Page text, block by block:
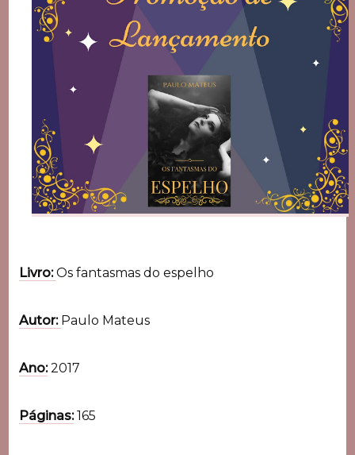
Livro:Os fantasmas do espelho
Autor: Paulo Mateus
Ano:2017
Páginas:165